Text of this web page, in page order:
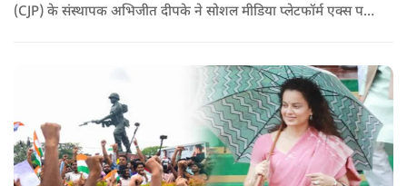
(CJP) के संस्थापक अभिजीत दीपके ने सोशल मीडिया प्लेटफॉर्म एक्स पर